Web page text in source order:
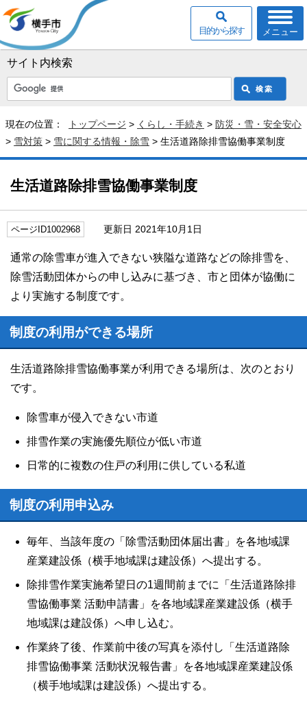
サイト内検索
メニュー
目的から探す
現在の位置： トップページ > くらし・手続き > 防災・雪・安全安心
> 雪対策 > 雪に関する情報・除雪 > 生活道路除排雪協働事業制度
生活道路除排雪協働事業制度
ページID1002968 更新日 2021年10月1日
通常の除雪車が進入できない狭隘な道路などの除排雪を、
除雪活動団体からの申し込みに基づき、市と団体が協働に
より実施する制度です。
制度の利用ができる場所
生活道路除排雪協働事業が利用できる場所は、次のとおり
です。
除雪車が侵入できない市道
排雪作業の実施優先順位が低い市道
日常的に複数の住戸の利用に供している私道
制度の利用申込み
毎年、当該年度の「除雪活動団体届出書」を各地域課
産業建設係（横手地域課は建設係）へ提出する。
除排雪作業実施希望日の1週間前までに「生活道路除排
雪協働事業 活動申請書」を各地域課産業建設係（横手
地域課は建設係）へ申し込む。
作業終了後、作業前中後の写真を添付し「生活道路除
排雪協働事業 活動状況報告書」を各地域課産業建設係
（横手地域課は建設係）へ提出する。